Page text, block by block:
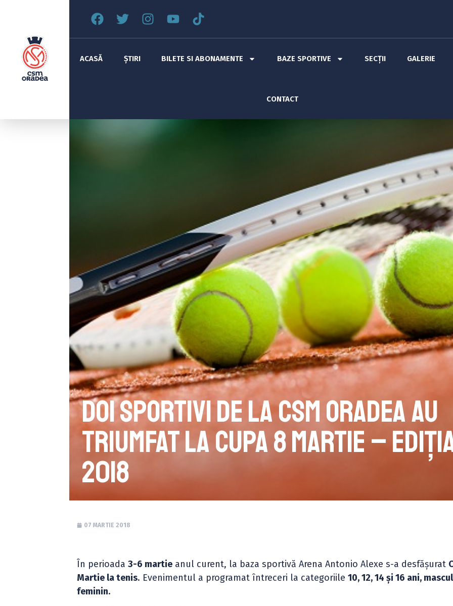
ACASĂ ȘTIRI BILETE SI ABONAMENTE BAZE SPORTIVE SECȚII GALERIE
CONTACT
Doi sportivi de la CSM Oradea au
triumfat la Cupa 8 martie –
2018
07 MARTIE 2018
În perioada3-6 martie anul curent, la baza sportivă Arena Antonio Alexe s-a desfășurat
Martie la tenis. Evenimentul a programat întreceri la categoriile10, 12, 14 și 16 ani,
feminin.